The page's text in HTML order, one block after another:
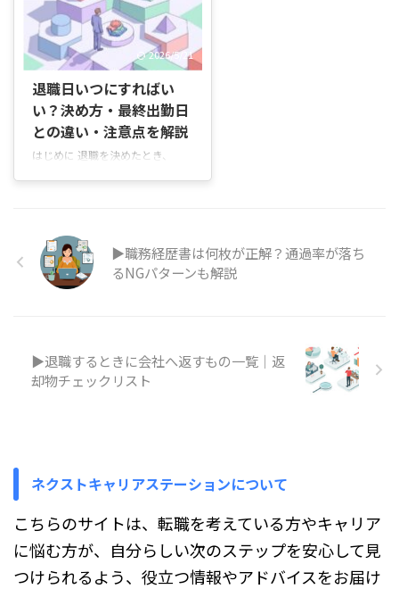
みたいけれど、自分に合う広告が
わからない…」と悩んでいません
か。 たとえば、Googleで検索し
たときに検索結果の上部へ表示さ
れる広告や、Instagramや
YouTubeで見かける動画広告な
ど、私たちは日常的にさまざまな
Web広告を目にしています。
Web広告にはさまざまな種類があ
2026/5/21
退職日いつにすればい
い？決め方・最終出勤日
との違い・注意点を解説
はじめに 退職を決めたとき、
ありません。 退職日と最終出勤
日は同じ意味のように思われがち
ですが、実際には日付の考え方や
起きたりすることもあります。
安心して退職の準備を進めるため
▶職務経歴書は何枚が正解？通過率が落ち
るNGパターンも解説
▶退職するときに会社へ返すもの一覧｜返
却物チェックリスト
ネクストキャリアステーションについて
こちらのサイトは、転職を考えている方やキャリア
に悩む方が、自分らしい次のステップを安心して見
つけられるよう、役立つ情報やアドバイスをお届け